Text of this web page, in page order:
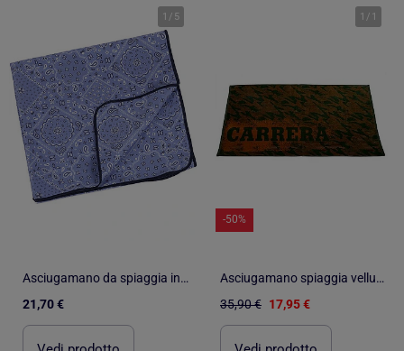
1 / 5
Asciugamano da spiaggia in microfibra spf 50+ | Walking Mum
21,70 €
1 / 1
-50%
Asciugamano spiaggia velluto CARRERA
35,90 € 17,95 €